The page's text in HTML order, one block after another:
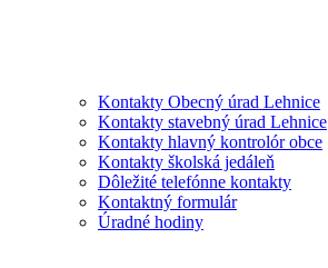
Kontakty Obecný úrad Lehnice
Kontakty stavebný úrad Lehnice
Kontakty hlavný kontrolór obce
Kontakty školská jedáleň
Dôležité telefónne kontakty
Kontaktný formulár
Úradné hodiny